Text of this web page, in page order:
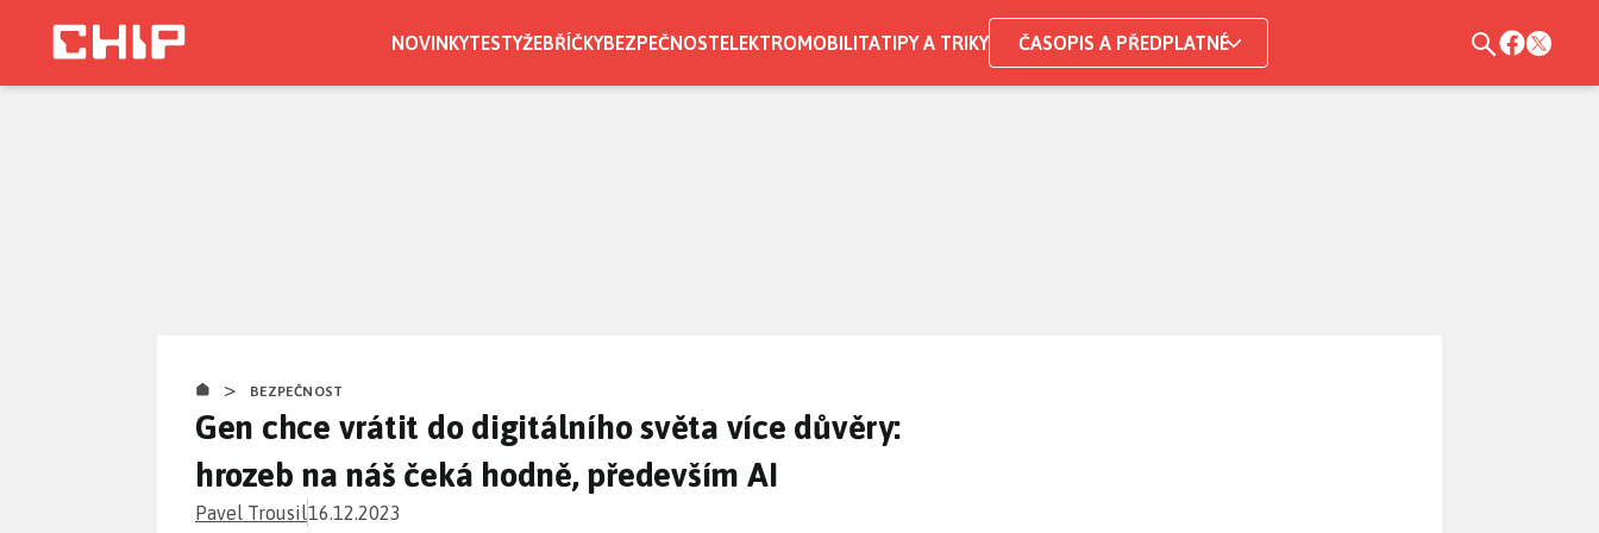
NOVINKYTESTYŽEBŘÍČKYBEZPEČNOSTELEKTROMOBILITATIPY A TRIKY ČASOPIS A PŘEDPLATNÉ
> BEZPEČNOST
Gen chce vrátit do digitálního světa více důvěry:
hrozeb na náš čeká hodně, především AI
Pavel Trousil16.12.2023